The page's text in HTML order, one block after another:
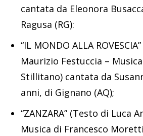
cantata da Eleonora
Ragusa (RG):
“IL MONDO ALLA
Maurizio Festuccia –
Stillitano) cantata da
anni, di Gignano (AQ);
“ZANZARA” (Testo di Luca
Musica di Francesco